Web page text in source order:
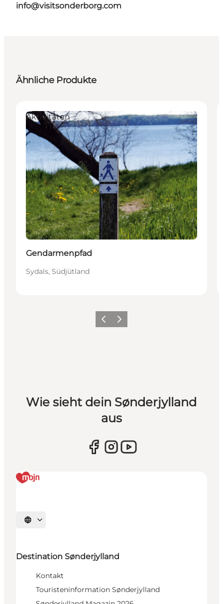
info@visitsonderborg.com
Ähnliche Produkte
Aktivitäten
Gendarmenpfad
Sydals, Südjütland
ZurückWeiter
Wie sieht dein Sønderjylland
aus
Sprache auswählen
Destination Sønderjylland
Kontakt
Touristeninformation Sønderjylland